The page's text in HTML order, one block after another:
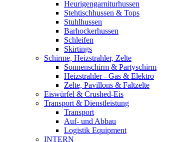
Heurigengarniturhussen
Stehtischhussen & Tops
Stuhlhussen
Barhockerhussen
Schleifen
Skirtings
Schirme, Heizstrahler, Zelte
Sonnenschirm & Partyschirm
Heizstrahler - Gas & Elektro
Zelte, Pavillons & Faltzelte
Eiswürfel & Crushed-Eis
Transport & Dienstleistung
Transport
Auf- und Abbau
Logistik Equipment
INTERN